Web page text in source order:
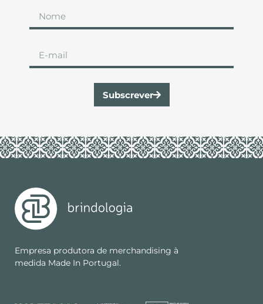
Subscrever
Empresa produtora de merchandising à
medida Made In Portugal.